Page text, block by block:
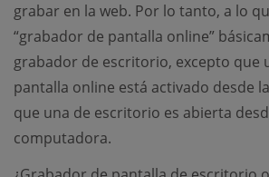
grabar en la web. Por lo tanto, a lo
“grabador de pantalla online”
grabador de escritorio, excepto que
pantalla online está activado desde
que una de escritorio es abierta
computadora.